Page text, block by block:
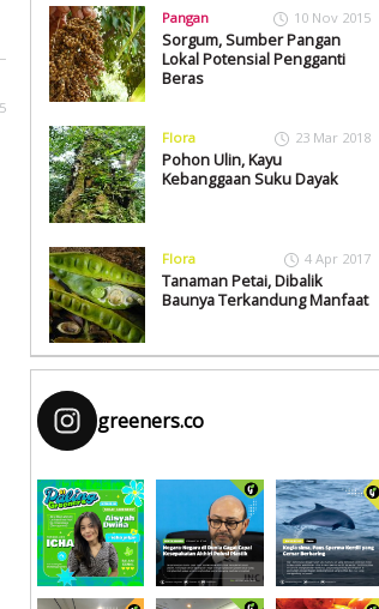
Pangan 10 Nov 2015
Sorgum, Sumber Pangan
Lokal Potensial Pengganti
Beras
Flora 23 Mar 2018
Pohon Ulin, Kayu
Kebanggaan Suku Dayak
Flora 4 Apr 2017
Tanaman Petai, Dibalik
Baunya Terkandung Manfaat
greeners.co